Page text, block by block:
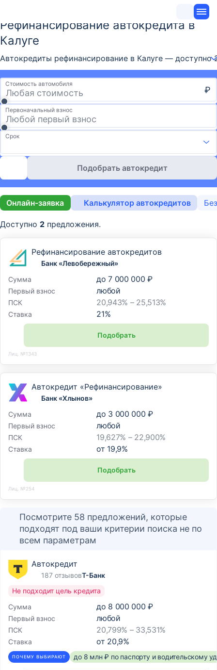
Рефинансирование автокредита в
Калуге
Автокредиты рефинансирование в Калуге —
Стоимость автомобиля
₽
Первоначальный взнос
Срок
Подобрать автокредит
Онлайн-заявка Калькулятор автокредитов
Доступно 2 предложения.
Рефинансирование автокредитов
Банк «Левобережный»
Сумма
до 7 000 000 ₽
Первый взнос любой
ПСК 20,943% – 25,513%
Ставка 21%
Подобрать
Лиц. №1343
Автокредит «Рефинансирование»
Банк «Хлынов»
Сумма
до 3 000 000 ₽
Первый взнос любой
ПСК 19,627% – 22,900%
Ставка от 19,9%
Подобрать
Лиц. №254
Посмотрите 58 предложений, которые
подходят под ваши критерии поиска не по
всем параметрам
Автокредит
187 отзывовТ-Банк
Сумма до 8 000 000 ₽
Первый взнос любой
ПСК 20,799% – 33,531%
Ставка от 20,9%
Не подходит цель кредита
ПОЧЕМУ ВЫБИРАЮТ до 8 млн ₽ по паспорту и водительскому